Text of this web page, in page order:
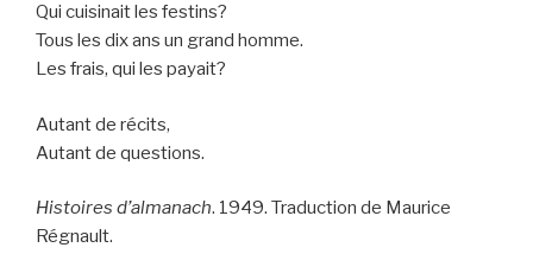
Qui cuisinait les festins?
Tous les dix ans un grand homme.
Les frais, qui les payait?
Autant de récits,
Autant de questions.
Histoires d’almanach. 1949. Traduction de Maurice
Régnault.